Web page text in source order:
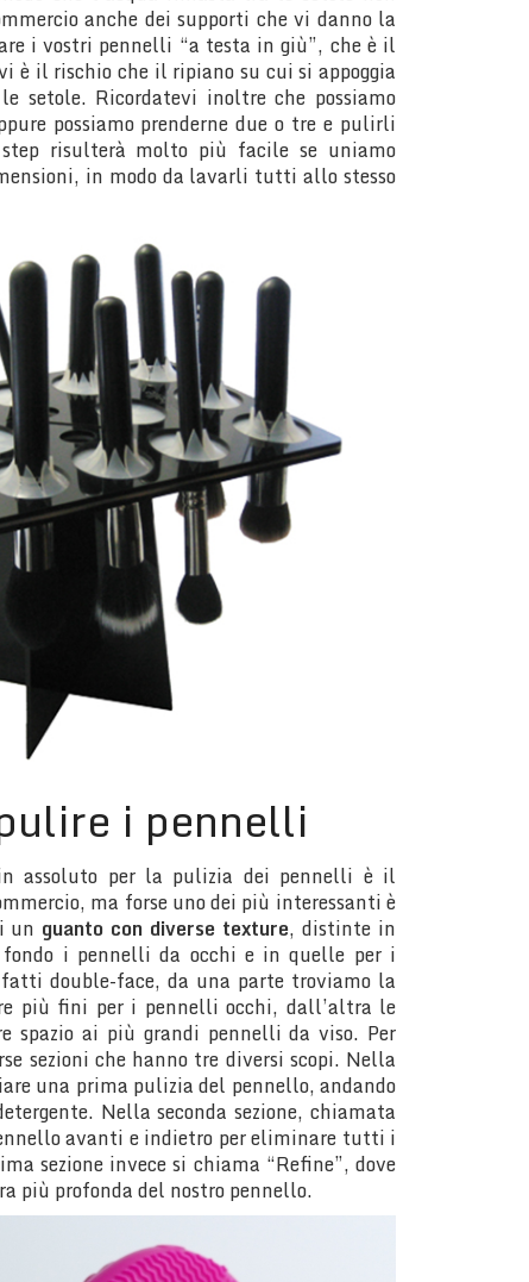
anche dei supporti che vi danno la
i vostri pennelli “a testa in giù”, che è il
è il rischio che il ripiano su cui si appoggia
setole. Ricordatevi inoltre che possiamo
possiamo prenderne due o tre e pulirli
step risulterà molto più facile se uniamo
in modo da lavarli tutti allo stesso
i pennelli
assoluto per la pulizia dei pennelli è il
ma forse uno dei più interessanti è
un guanto con diverse texture, distinte in
i pennelli da occhi e in quelle per i
double-face, da una parte troviamo la
più fini per i pennelli occhi, dall’altra le
spazio ai più grandi pennelli da viso. Per
sezioni che hanno tre diversi scopi. Nella
una prima pulizia del pennello, andando
Nella seconda sezione, chiamata
avanti e indietro per eliminare tutti i
sezione invece si chiama “Refine”, dove
più profonda del nostro pennello.